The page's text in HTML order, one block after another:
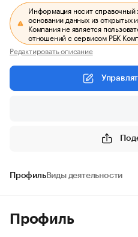
Информация носит справочный
основании данных из открытых
Компания не является
отношений с сервисом РБК
Редактировать описание
ПрофильВиды деятельности
Профиль